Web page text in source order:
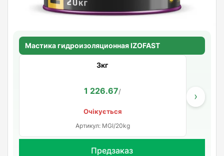
Мастика гидроизоляционная IZOFAST
3кг
1 226.67/
Очікується
Артикул: MGI/20kg
›
Предзаказ